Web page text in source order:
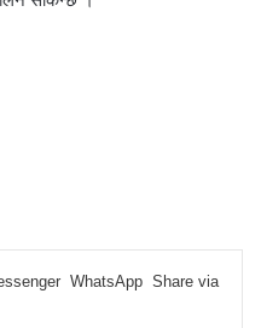
WhatsApp Share via